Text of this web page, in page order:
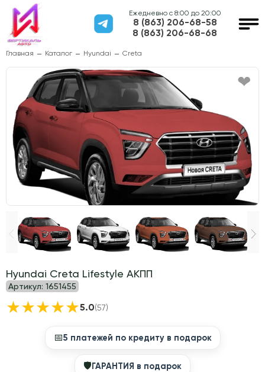
Ежедневно с 8:00 до 20:00
8 (863) 206-68-58
8 (863) 206-68-68
Главная Каталог Hyundai Creta
Hyundai Creta Lifestyle АКПП
Артикул: 1651455
★★★★★5.0(57)
📅5 платежей по кредиту в подарок
🛡ГАРАНТИЯ в подарок